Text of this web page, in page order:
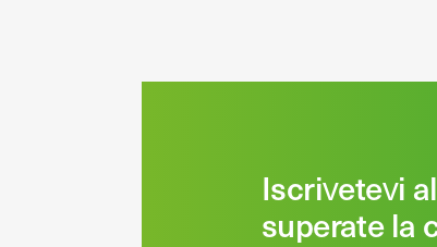
Iscrivetevi
superate la